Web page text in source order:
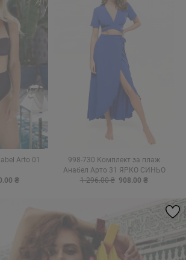
Arto 01
₴
998-730 Комплект за плаж
Анабел Арто 31 ЯРКО СИНЬО
1 296.00 ₴ 908.00 ₴